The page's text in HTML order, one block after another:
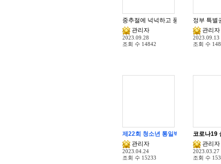
중추절에 넉넉하고 풍요로운 한가위
관리자
2023.09.28
조회 수 14842
정부 특별
관리자
2023.09.13
조회 수
제22회 청소년 통일백일장 전국대회
관리자
2023.04.24
조회 수 15233
코로나19
관리자
2023.03.27
조회 수